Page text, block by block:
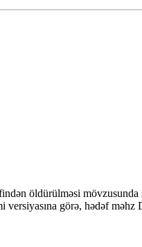
öldürülməsi
görə, hədəf məhz